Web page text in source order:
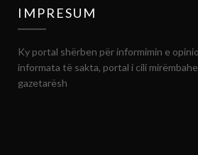
IMPRESUM
Ky portal shërben për informimin e
informata të sakta, portal i cili
gazetarësh